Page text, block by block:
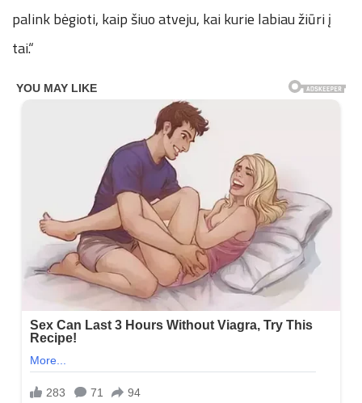
palink bėgioti, kaip šiuo atveju, kai kurie labiau žiūri į
tai.“